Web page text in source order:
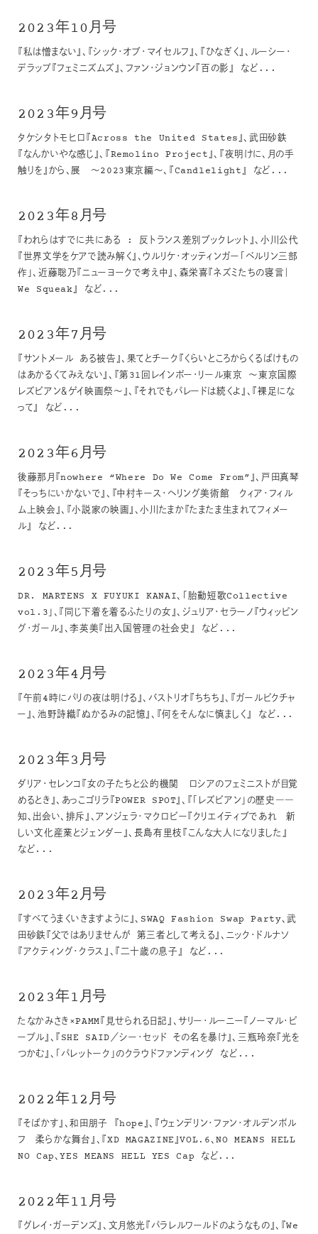
2023年10月号
『私は憎まない』、『シック・オブ・マイセルフ』、『ひなぎく』、ルーシー・
デラップ『フェミニズムズ』、ファン・ジョンウン『百の影』 など...
2023年9月号
タケシタトモヒロ『Across the United States』、武田砂鉄
『なんかいやな感じ』、『Remolino Project』、『夜明けに、月の手
触りを』から、展 ～2023東京編～、『Candlelight』 など...
2023年8月号
『われらはすでに共にある : 反トランス差別ブックレット』、小川公代
『世界文学をケアで読み解く』、ウルリケ・オッティンガー「ベルリン三部
作」、近藤聡乃『ニューヨークで考え中』、森栄喜『ネズミたちの寝言｜
We Squeak』 など...
2023年7月号
『サントメール ある被告』、果てとチーク『くらいところからくるばけもの
はあかるくてみえない』、『第31回レインボー・リール東京 〜東京国際
レズビアン＆ゲイ映画祭〜』、『それでもパレードは続くよ』、『裸足にな
って』 など...
2023年6月号
後藤那月『nowhere “Where Do We Come From”』、戸田真琴
『そっちにいかないで』、『中村キース・ヘリング美術館 クィア・フィル
ム上映会』、『小説家の映画』、小川たまか『たまたま生まれてフィメー
ル』 など...
2023年5月号
DR. MARTENS X FUYUKI KANAI、「胎動短歌Collective
vol.3」、『同じ下着を着るふたりの女』、ジュリア・セラーノ『ウィッピン
グ・ガール』、李英美『出入国管理の社会史』 など...
2023年4月号
『午前4時にパリの夜は明ける』、バストリオ『ちちち』、『ガールピクチャ
ー』、池野詩織『ぬかるみの記憶』、『何をそんなに慎ましく』 など...
2023年3月号
ダリア・セレンコ『女の子たちと公的機関 ロシアのフェミニストが目覚
めるとき』、あっこゴリラ『POWER SPOT』、『「レズビアン」の歴史――
知、出会い、排斥』、アンジェラ・マクロビー『クリエイティブであれ 新
しい文化産業とジェンダー』、長島有里枝『こんな大人になりました』
など...
2023年2月号
『すべてうまくいきますように』、SWAQ Fashion Swap Party、武
田砂鉄『父ではありませんが 第三者として考える』、ニック・ドルナソ
『アクティング・クラス』、『二十歳の息子』 など...
2023年1月号
たなかみさき×PAMM『見せられる日記』、サリー・ルーニー『ノーマル・ピ
ープル』、『SHE SAID／シー・セッド その名を暴け』、三瓶玲奈『光を
つかむ』、「パレットーク」のクラウドファンディング など...
2022年12月号
『そばかす』、和田朋子 『hope』、『ウェンデリン・ファン・オルデンボル
フ 柔らかな舞台』、『XD MAGAZINE』VOL.6、NO MEANS HELL
NO Cap、YES MEANS HELL YES Cap など...
2022年11月号
『グレイ・ガーデンズ』、文月悠光『パラレルワールドのようなもの』、『We